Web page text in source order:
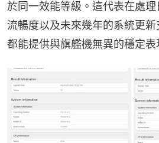
於同一效能等級。這代表在處
流暢度以及未來幾年的系統更
都能提供與旗艦機無異的穩定表